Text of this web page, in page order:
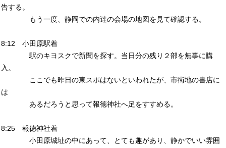
告する。
もう一度、静岡での内達の会場の地図を見て確認する。
8:12 小田原駅着
駅のキヨスクで新聞を探す。当日分の残り２部を無事に購
入。
ここでも昨日の東スポはないといわれたが、市街地の書店に
は
あるだろうと思って報徳神社へ足をすすめる。
8:25 報徳神社着
小田原城址の中にあって、とても趣があり、静かでいい雰囲